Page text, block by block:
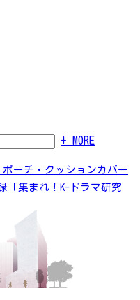
+ MORE
ーチ・クッションカバー
「集まれ！K-ドラマ研究